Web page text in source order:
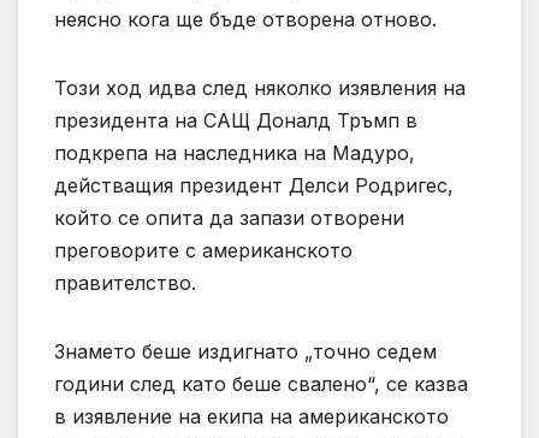
неясно кога ще бъде отворена отново.
Този ход идва след няколко изявления на
президента на САЩ Доналд Тръмп в
подкрепа на наследника на Мадуро,
действащия президент Делси Родригес,
който се опита да запази отворени
преговорите с американското
правителство.
Знамето беше издигнато „точно седем
години след като беше свалено“, се казва
в изявление на екипа на американското